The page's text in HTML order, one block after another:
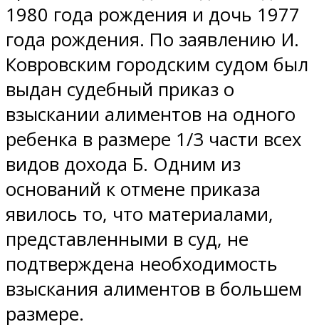
1980 года рождения и дочь 1977
года рождения. По заявлению И.
Ковровским городским судом был
выдан судебный приказ о
взыскании алиментов на одного
ребенка в размере 1/3 части всех
видов дохода Б. Одним из
оснований к отмене приказа
явилось то, что материалами,
представленными в суд, не
подтверждена необходимость
взыскания алиментов в большем
размере.